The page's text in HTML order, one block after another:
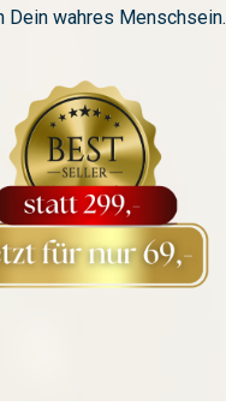
Dein wahres Menschsein.